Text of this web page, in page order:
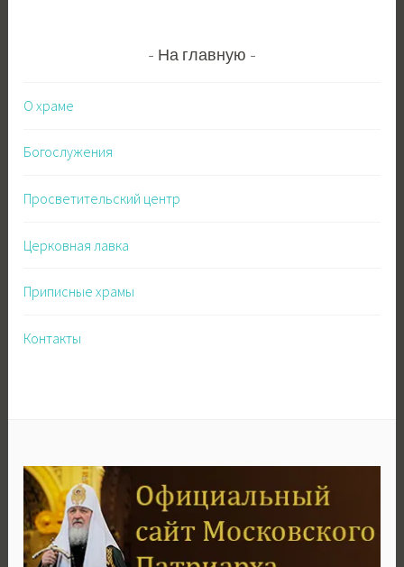
На главную
О храме
Богослужения
Просветительский центр
Церковная лавка
Приписные храмы
Контакты